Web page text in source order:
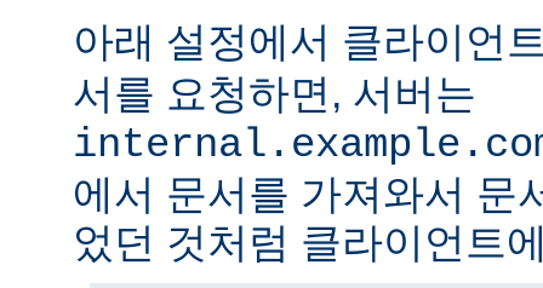
아래 설정에서 클라이언
서를 요청하면, 서버는
에서 문서를 가져와서 문
었던 것처럼 클라이언트